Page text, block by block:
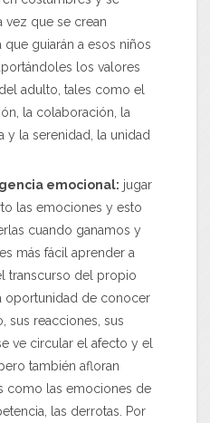
vez que se crean
guiarán a esos niños
los valores
adulto, tales como el
la colaboración, la
y la serenidad, la unidad
emocional: jugar
las emociones y esto
cuando ganamos y
más fácil aprender a
transcurso del propio
oportunidad de conocer
sus reacciones, sus
ve circular el afecto y el
también afloran
como las emociones de
las derrotas. Por